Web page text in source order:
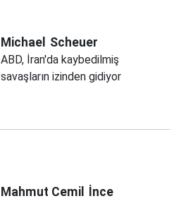
Michael Scheuer
ABD, İran'da kaybedilmiş
savaşların izinden gidiyor
Mahmut Cemil İnce